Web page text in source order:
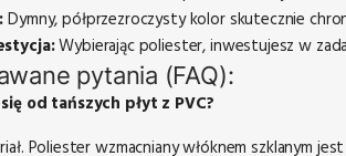
Dymny, półprzezroczysty kolor skutecznie
Wybierając poliester, inwestujesz w
pytania (FAQ):
od tańszych płyt z PVC?
Poliester wzmacniany włóknem szklanym